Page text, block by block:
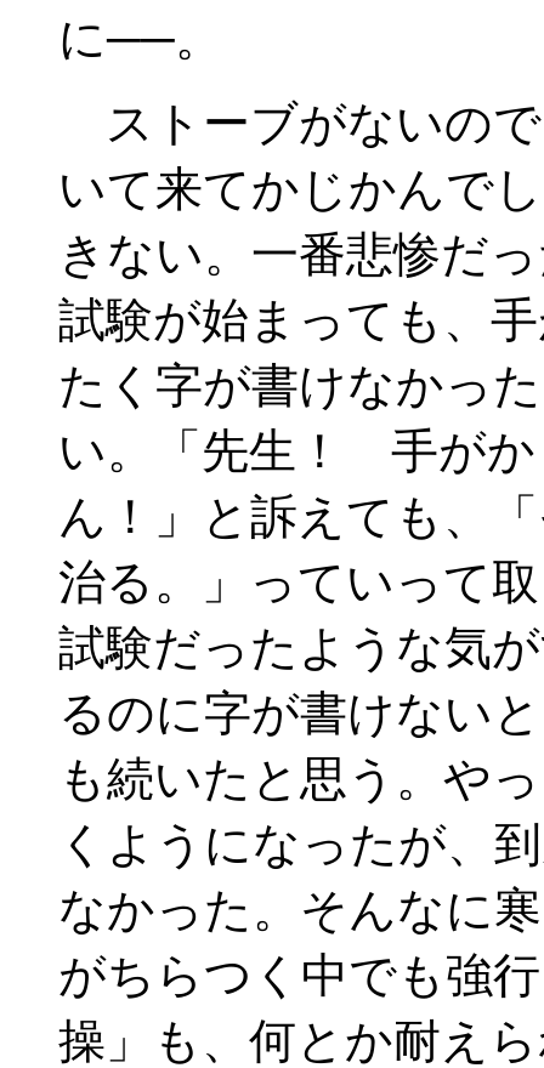
に──。
ストーブがないの
いて来てかじかんで
きない。一番悲惨だ
試験が始まっても、
たく字が書けなかっ
い。「先生！ 手がか
ん！」と訴えても、
治る。」っていって
試験だったような気
るのに字が書けない
も続いたと思う。や
くようになったが、
なかった。そんなに
がちらつく中でも強
操」も、何とか耐え